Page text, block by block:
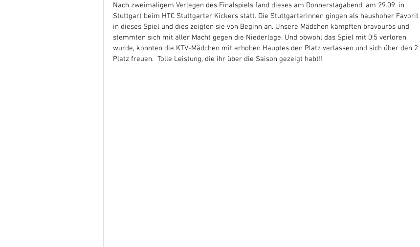
Nach zweimaligem Verlegen des Finalspiels fand dieses am Donnerstagabend, am 29.09. in
Stuttgart beim HTC Stuttgarter Kickers statt. Die Stuttgarterinnen gingen als haushoher Favorit
in dieses Spiel und dies zeigten sie von Beginn an. Unsere Mädchen kämpften bravourös und
stemmten sich mit aller Macht gegen die Niederlage. Und obwohl das Spiel mit 0:5 verloren
wurde, konnten die KTV-Mädchen mit erhoben Hauptes den Platz verlassen und sich über den 2.
Platz freuen.  Tolle Leistung, die ihr über die Saison gezeigt habt!!